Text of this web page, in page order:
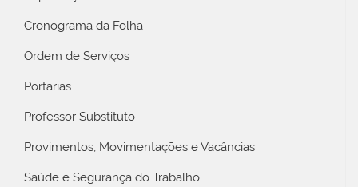
Cronograma da Folha
Ordem de Serviços
Portarias
Professor Substituto
Provimentos, Movimentações e Vacâncias
Saúde e Segurança do Trabalho